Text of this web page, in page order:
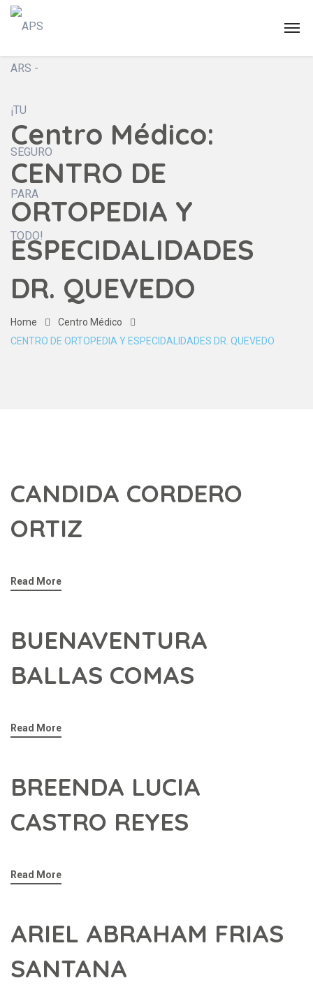
Centro Médico:
CENTRO DE
ORTOPEDIA Y
ESPECIDALIDADES
DR. QUEVEDO
Home
Centro Médico
CENTRO DE ORTOPEDIA Y ESPECIDALIDADES DR. QUEVEDO
CANDIDA CORDERO
ORTIZ
Read More
BUENAVENTURA
BALLAS COMAS
Read More
BREENDA LUCIA
CASTRO REYES
Read More
ARIEL ABRAHAM FRIAS
SANTANA